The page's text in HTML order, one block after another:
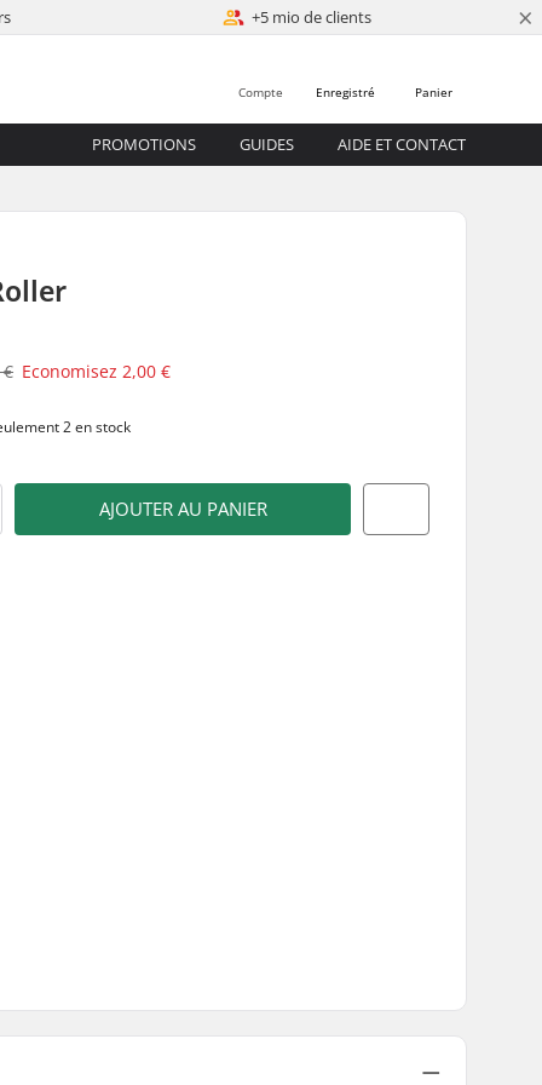
+5 mio de clients ×
Panier
Enregistré
Compte
PROMOTIONS GUIDES AIDE ET CONTACT
€ Economisez2,00 €
2 en stock
AJOUTER AU PANIER